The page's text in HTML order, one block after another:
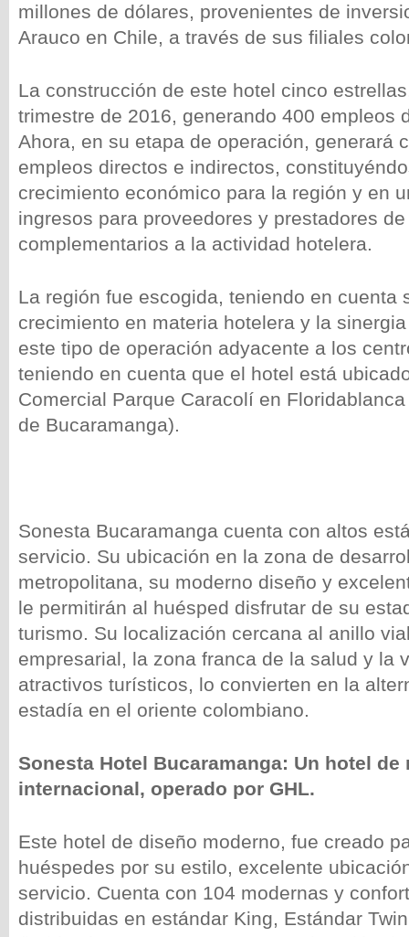
millones de dólares, provenientes de
Arauco en Chile, a través de sus filiales
La construcción de este hotel cinco
trimestre de 2016, generando 400 empleos
Ahora, en su etapa de operación, generará
empleos directos e indirectos,
crecimiento económico para la región y en
ingresos para proveedores y prestadores
complementarios a la actividad hotelera.
La región fue escogida, teniendo en cuenta
crecimiento en materia hotelera y la
este tipo de operación adyacente a los
teniendo en cuenta que el hotel está
Comercial Parque Caracolí en
de Bucaramanga).
Sonesta Bucaramanga cuenta con altos
servicio. Su ubicación en la zona de
metropolitana, su moderno diseño y
le permitirán al huésped disfrutar de su
turismo. Su localización cercana al anillo
empresarial, la zona franca de la salud y la
atractivos turísticos, lo convierten en la
estadía en el oriente colombiano.
Sonesta Hotel Bucaramanga: Un hotel de
internacional, operado por GHL.
Este hotel de diseño moderno, fue creado
huéspedes por su estilo, excelente
servicio. Cuenta con 104 modernas y
distribuidas en estándar King, Estándar
wp-